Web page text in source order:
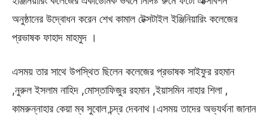
অনুষ্ঠানের উদ্বোধন করেন শেখ কামাল টেক্সটাইল ইঞ্জিনিয়ারিং কলেজের
প্রভাষক ফাহাদ মাহমুদ ।
এসময় তার সাথে উপস্থিত ছিলেন কলেজের প্রভাষক সাইফুর রহমান
,নুরুল ইসলাম নাহিদ ,মোস্তাফিজুর রহমান ,ইয়াসমিন নাহার শিলা ,
কামরুন্নাহার কেয়া ম্ব সুবোল চন্দ্র দেবনাথ।এসময় তাদের অভ্যর্থনা জানান